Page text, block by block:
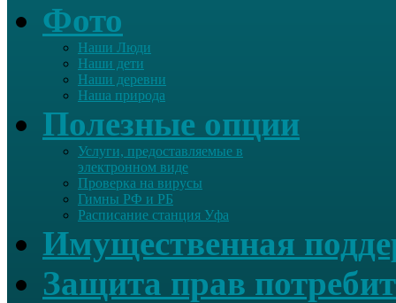
Фото
Наши Люди
Наши дети
Наши деревни
Наша природа
Полезные опции
Услуги, предоставляемые в
электронном виде
Проверка на вирусы
Гимны РФ и РБ
Расписание станция Уфа
Имущественная
Защита прав